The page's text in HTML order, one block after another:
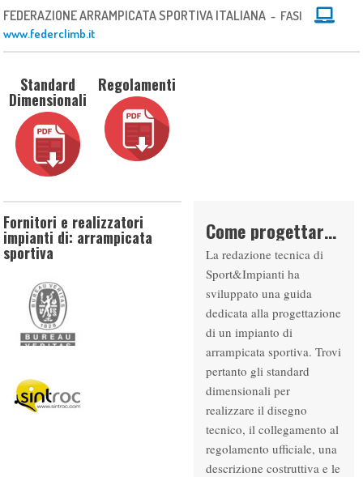
FEDERAZIONE ARRAMPICATA SPORTIVA ITALIANA - FASI
www.federclimb.it
Standard
Dimensionali
Regolamenti
Fornitori e realizzatori
impianti di: arrampicata
sportiva
Come progettare un impianto per l’ARRAMPICATA SPORTIVA
La redazione tecnica di
Sport&Impianti ha
sviluppato una guida
dedicata alla progettazione
di un impianto di
arrampicata sportiva. Trovi
pertanto gli standard
dimensionali per
realizzare il disegno
tecnico, il collegamento al
regolamento ufficiale, una
descrizione costruttiva e le